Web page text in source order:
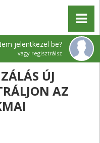
jelentkezel be?
vagy regisztrálsz
ÚJ
AZ